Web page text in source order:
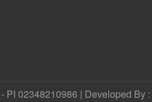
PI 02348210986 | Developed By :